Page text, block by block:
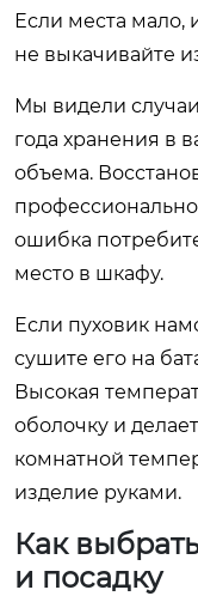
Если места мало,
не выкачивайте
Мы видели
года хранения в
объема.
ошибка
место в шкафу.
Если пуховик
сушите его на
Высокая
оболочку и
комнатной
изделие руками.
Как
и посадку